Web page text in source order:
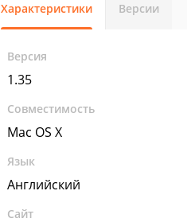
Характеристики Версии
Версия
1.35
Совместимость
Mac OS X
Язык
Английский
Сайт